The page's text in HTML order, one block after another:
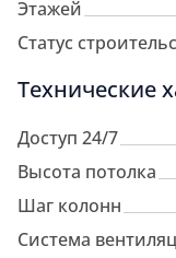
Этажей
Статус
Технические
Доступ 24/7
Высота потолка
Шаг колонн
Система